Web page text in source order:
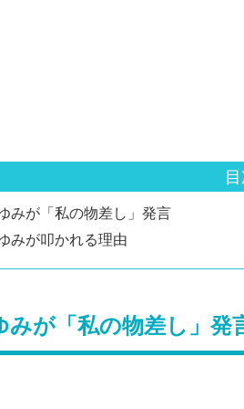
みが「私の物差し」発言
みが叩かれる理由
みが「私の物差し」発